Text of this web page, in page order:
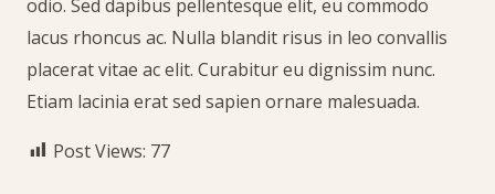
odio. Sed dapibus pellentesque elit, eu commodo
lacus rhoncus ac. Nulla blandit risus in leo convallis
placerat vitae ac elit. Curabitur eu dignissim nunc.
Etiam lacinia erat sed sapien ornare malesuada.
Post Views: 77